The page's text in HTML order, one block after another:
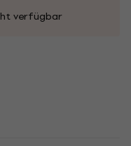
verfügbar